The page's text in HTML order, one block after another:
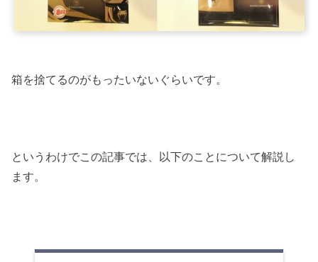
箱を捨てるのがもったいないぐらいです。
というわけでこの記事では、以下のことについて解説し
ます。